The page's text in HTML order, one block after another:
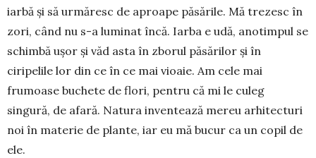
iarbă și să urmăresc de aproape păsările. Mă trezesc în
zori, când nu s-a luminat încă. Iarba e udă, anotimpul se
schimbă ușor și văd asta în zborul păsărilor și în
ciripelile lor din ce în ce mai vioaie. Am cele mai
frumoase buchete de flori, pentru că mi le culeg
singură, de afară. Natura inventează mereu arhitecturi
noi în materie de plante, iar eu mă bucur ca un copil de
ele.